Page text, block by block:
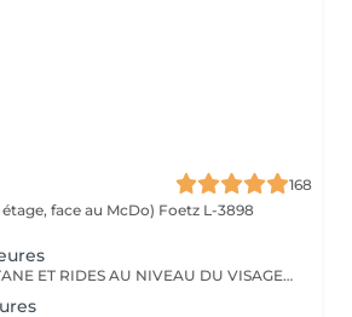
168
face au McDo) Foetz L-3898
RELÄCHEMENT CUTANE ET RIDES AU NIVEAU DU VISAGE OU DU CORPS. PAS BESOIN DE PASSER PAR LA CASE CHIRURGIE POUR LES ÉLIMINER. LE PLASMA LIFT EST UNE TECHNIQUE ESTHÉTIQUE NON-INVASIVE QUI PROMET UN RAJEUNISSEMENT CUTANÉ RAPIDE ET EFFICACE.